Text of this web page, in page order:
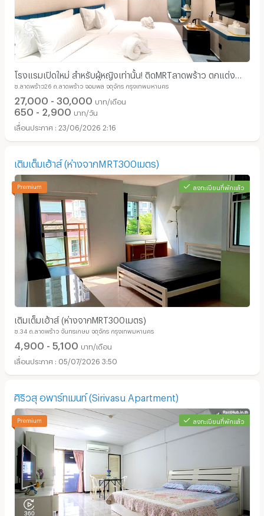
โรงแรมเปิดใหม่ สำหรับผู้หญิงเท่านั้น! ติดMRTลาดพร้าว ตกแต่ง
สวยงาม ปลอดภัย เดินทางสะดวก
ซ.ลาดพร้าว26 ถ.ลาดพร้าว จอมพล จตุจักร กรุงเทพมหานคร
27,000 - 30,000 บาท/เดือน
650 - 2,900 บาท/วัน
23/06/2026 2:16
เติมเต็มเฮ้าส์ (ห่างจากMRT300เมตร)
ลงทะเบียนที่พักแล้ว
เติมเต็มเฮ้าส์ (ห่างจากMRT300เมตร)
ซ.34 ถ.ลาดพร้าว จันทรเกษม จตุจักร กรุงเทพมหานคร
4,900 - 5,100 บาท/เดือน
05/07/2026 3:50
ศิริวสุ อพาร์ทเมนท์ (Sirivasu Apartment)
ลงทะเบียนที่พักแล้ว